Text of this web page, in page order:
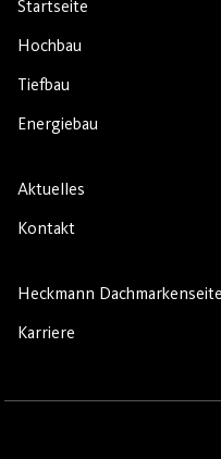
Startseite
Hochbau
Tiefbau
Energiebau
Aktuelles
Kontakt
Heckmann Dachmarkenseite
Karriere